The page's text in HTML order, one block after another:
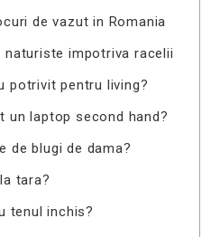
de vazut in Romania
naturiste impotriva racelii
potrivit pentru living?
un laptop second hand?
de blugi de dama?
tara?
tenul inchis?